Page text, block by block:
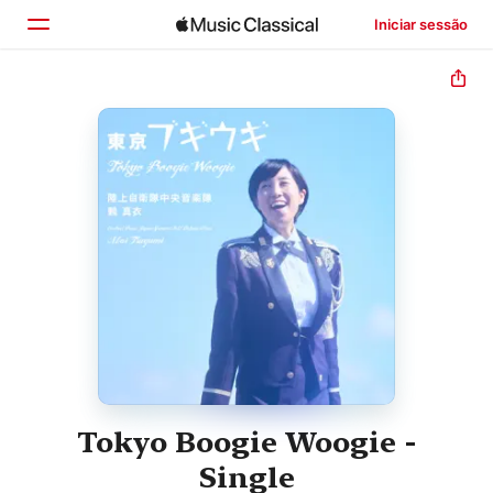
Iniciar sessão
Início
Explorar
Buscar
Tokyo Boogie Woogie -
Single